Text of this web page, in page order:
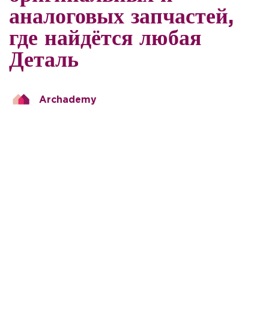
аналоговых запчастей,
где найдётся любая
Деталь
Archademy